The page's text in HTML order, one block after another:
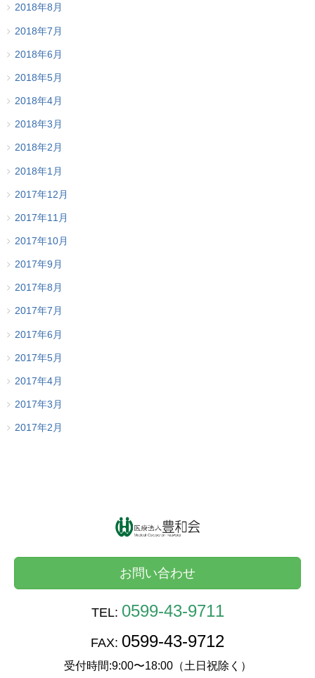
2018年8月
2018年7月
2018年6月
2018年5月
2018年4月
2018年3月
2018年2月
2018年1月
2017年12月
2017年11月
2017年10月
2017年9月
2017年8月
2017年7月
2017年6月
2017年5月
2017年4月
2017年3月
2017年2月
お問い合わせ
TEL: 0599-43-9711
FAX: 0599-43-9712
受付時間:9:00〜18:00（土日祝除く）